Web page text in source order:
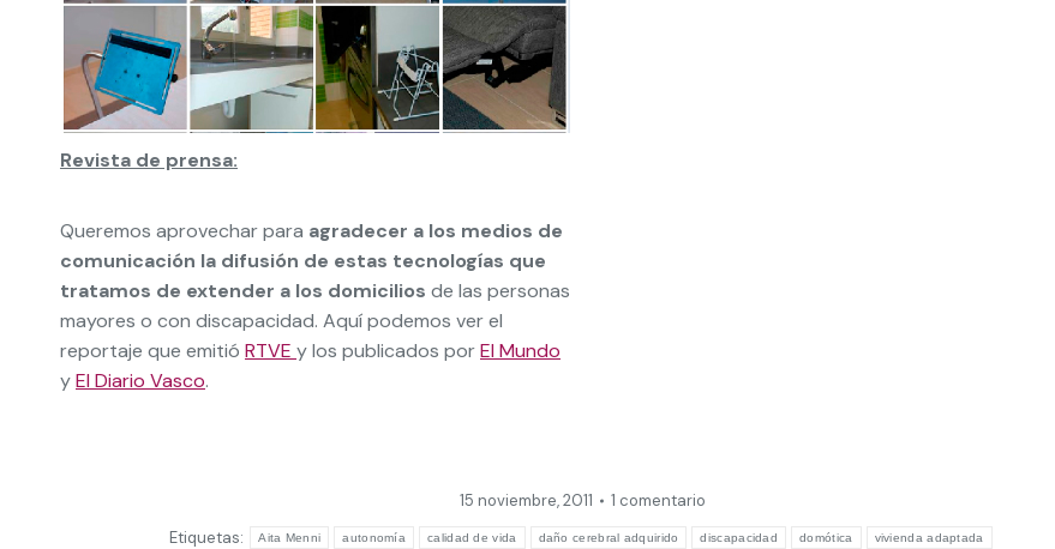
Revista de prensa:
Queremos aprovechar para agradecer a los medios de
comunicación la difusión de estas tecnologías que
tratamos de extender a los domicilios de las personas
mayores o con discapacidad. Aquí podemos ver el
reportaje que emitió RTVE y los publicados porEl Mundo
yEl Diario Vasco.
15 noviembre, 2011
1 comentario
Etiquetas:
Aita Menni autonomía calidad de vida daño cerebral adquirido discapacidad domótica vivienda adaptada